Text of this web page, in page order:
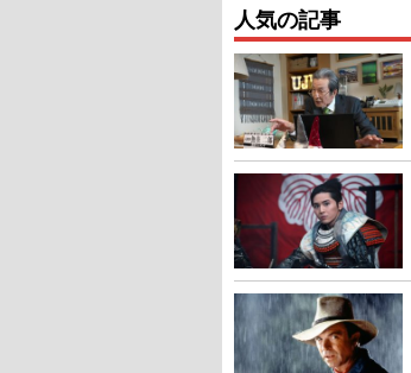
人気の記事